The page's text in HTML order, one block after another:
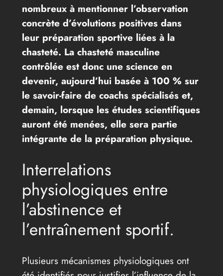
nombreux à mentionner l’observation
concrète d’évolutions positives dans
leur préparation sportive liées à la
chasteté. La chasteté masculine
contrôlée est donc une science en
devenir, aujourd’hui basée à 100 % sur
le savoir-faire de coachs spécialisés et,
demain, lorsque les études scientifiques
auront été menées, elle sera partie
intégrante de la préparation physique.
Interrelations
physiologiques entre
l’abstinence et
l’entraînement sportif.
Plusieurs mécanismes physiologiques ont